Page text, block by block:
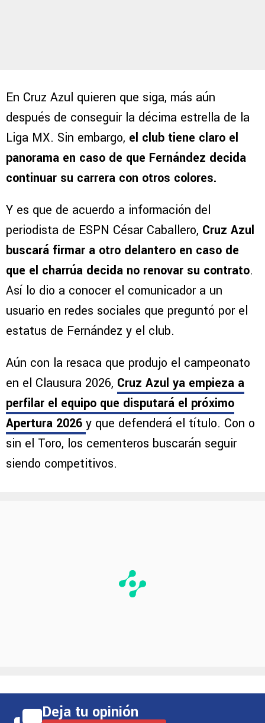
En Cruz Azul quieren que siga, más aún
después de conseguir la décima estrella de la
Liga MX. Sin embargo, el club tiene claro el
panorama en caso de que Fernández decida
continuar su carrera con otros colores.
Y es que de acuerdo a información del
periodista de ESPN César Caballero, Cruz Azul
buscará firmar a otro delantero en caso de
que el charrúa decida no renovar su contrato.
Así lo dio a conocer el comunicador a un
usuario en redes sociales que preguntó por el
estatus de Fernández y el club.
Aún con la resaca que produjo el campeonato
en el Clausura 2026, Cruz Azul ya empieza a
perfilar el equipo que disputará el próximo
Apertura 2026 y que defenderá el título. Con o
sin el Toro, los cementeros buscarán seguir
siendo competitivos.
Deja tu opinión